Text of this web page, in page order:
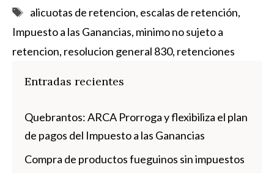
Etiquetas
alicuotas de retencion, escalas de retención,
Impuesto a las Ganancias, minimo no sujeto a
retencion, resolucion general 830, retenciones
Entradas recientes
Quebrantos: ARCA Prorroga y flexibiliza el plan
de pagos del Impuesto a las Ganancias
Compra de productos fueguinos sin impuestos